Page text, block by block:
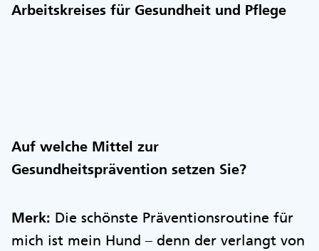
Arbeitskreises für Gesundheit und Pflege
Auf welche Mittel zur
Gesundheitsprävention setzen Sie?
Merk: Die schönste Präventionsroutine für
mich ist mein Hund – denn der verlangt von